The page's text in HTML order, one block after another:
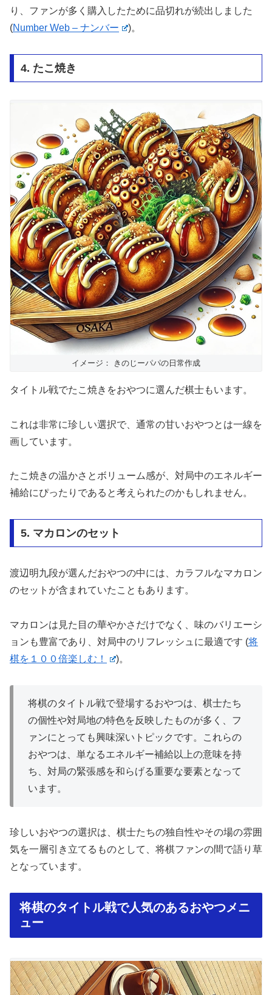
り、ファンが多く購入したために品切れが続出しました​
(Number Web – ナンバー )​。
4. たこ焼き
イメージ： きのじーパパの日常作成
タイトル戦でたこ焼きをおやつに選んだ棋士もいます。
これは非常に珍しい選択で、通常の甘いおやつとは一線を
画しています。
たこ焼きの温かさとボリューム感が、対局中のエネルギー
補給にぴったりであると考えられたのかもしれません。
5. マカロンのセット
渡辺明九段が選んだおやつの中には、カラフルなマカロン
のセットが含まれていたこともあります。
マカロンは見た目の華やかさだけでなく、味のバリエーシ
ョンも豊富であり、対局中のリフレッシュに最適です​ (将
棋を１００倍楽しむ！
)​。
将棋のタイトル戦で登場するおやつは、棋士たち
の個性や対局地の特色を反映したものが多く、フ
ァンにとっても興味深いトピックです。これらの
おやつは、単なるエネルギー補給以上の意味を持
ち、対局の緊張感を和らげる重要な要素となって
います。
珍しいおやつの選択は、棋士たちの独自性やその場の雰囲
気を一層引き立てるものとして、将棋ファンの間で語り草
となっています。
将棋のタイトル戦で人気のあるおやつメニ
ュー